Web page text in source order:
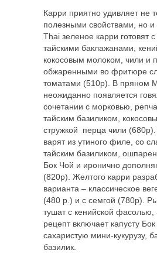
Карри приятно удивляет не
полезными свойствами, но и
Thai зеленое карри готовят
тайскими баклажанами,
кокосовым молоком, чили и
обжаренными во фритюре
томатами (510р). В пряном
неожиданно появляется
сочетании с морковью,
тайским базиликом,
стружкой перца чили
варят из утиного филе, со
тайским базиликом,
Бок Чой и иронично
(820р). Желтого карри
варианта – классическое
(480 р.) и с семгой (780р).
тушат с кенийской
рецепт включает капусту Бок
сахаристую мини-кукурузу,
базилик.